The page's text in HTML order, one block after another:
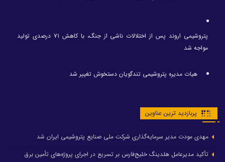
پتروشیمی اروند پس از اختلالات ناشی از جنگ، با کاهش ۷۱ درصدی تولید
مواجه شد
هیات مدیره پتروشیمی تندگویان دستخوش تغییر شد
پربازدید ترین عناوین
مهدی مودت مدیر سرمایه‌گذاری شرکت ملی صنایع پتروشیمی ایران شد
تأکید مدیرعامل هلدینگ خلیج‌فارس بر تسریع در اجرای پروژه‌های تأمین برق